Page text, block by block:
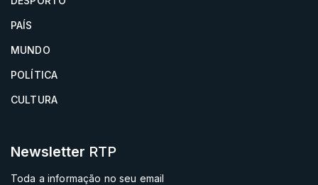
PAÍS
MUNDO
POLÍTICA
CULTURA
Newsletter RTP
Toda a informação no seu email